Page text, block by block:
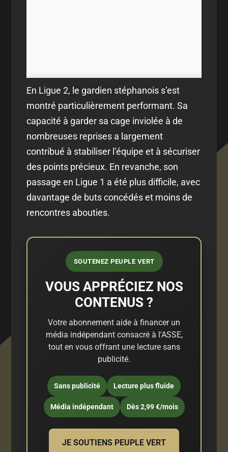
En Ligue 2, le gardien stéphanois s’est
montré particulièrement performant. Sa
capacité à garder sa cage inviolée à de
nombreuses reprises a largement
contribué à stabiliser l’équipe et à sécuriser
des points précieux. En revanche, son
passage en Ligue 1 a été plus difficile, avec
davantage de buts concédés et moins de
rencontres abouties.
SOUTENEZ PEUPLE VERT
VOUS APPRÉCIEZ NOS
CONTENUS ?
Votre abonnement aide à financer un
média indépendant consacré à l'ASSE,
tout en vous offrant une lecture sans
publicité.
Sans publicité Lecture plus fluide
Média indépendant Dès 2,99 €/mois
JE SOUTIENS PEUPLE VERT